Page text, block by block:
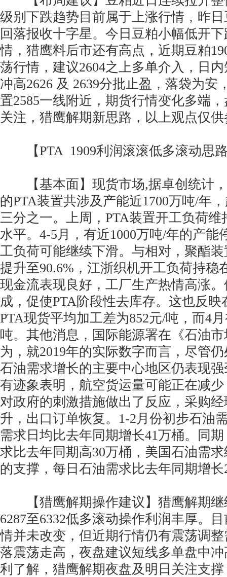
级别下跌趋势目前属于上涨行情，昨
回落报收十字星。今日豆粕小幅低开
情，猎鹰料后市还有高点，近期豆粕
荡行情，建议2604之上多单介入，日
冲高2626 及 2639分批止盈，落袋为安
置2585一线附近，期货行情变化多端
关注，猎鹰解期新思路，以上观点仅
【PTA 1909利润滚滚低多滚动思
【基本面】现货市场,据卓创统计，
的PTA装置共涉及产能近1700万吨/年
三分之一。上周，PTA装置开工负荷维
水平。4-5月，有近1000万吨/年的产能
工负荷可能继续下滑。与相对，聚酯
提升至90.6%，江浙织机开工负荷持稳
现金流表现良好，工厂生产热情高涨
成，促使PTA阶段性去库存。这也反
PTA现货平均加工差为852元/吨，而4
吨。其他消息，国际能源署在《石油
为，就2019年的实际数字而言，尽管
石油需求增长的主要中心地区仍表现
有迹象表明，航空货运量可能正在减
对政府的刺激措施做出了反应，采购
升，出口订单恢复。1-2月份初步石油
需求日均比去年同期增长41万桶。同
求比去年同期高30万桶，美国石油需
的支撑，每日石油需求比去年同期增长
【猎鹰解期操作建议】猎鹰解期继
6287至6332低多滚动操作利润丰厚。
情并未改变，但近期行情仍有震荡调
落震荡走高，夜盘建议短线多单盘中
利了解，猎鹰解期夜盘及明日关注支